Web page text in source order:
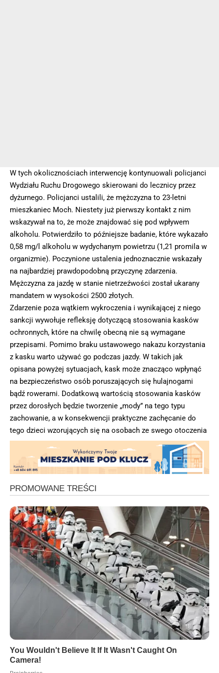
W tych okolicznościach interwencję kontynuowali policjanci
Wydziału Ruchu Drogowego skierowani do lecznicy przez
dyżurnego. Policjanci ustalili, że mężczyzna to 23-letni
mieszkaniec Moch. Niestety już pierwszy kontakt z nim
wskazywał na to, że może znajdować się pod wpływem
alkoholu. Potwierdziło to późniejsze badanie, które wykazało
0,58 mg/l alkoholu w wydychanym powietrzu (1,21 promila w
organizmie). Poczynione ustalenia jednoznacznie wskazały
na najbardziej prawdopodobną przyczynę zdarzenia.
Mężczyzna za jazdę w stanie nietrzeźwości został ukarany
mandatem w wysokości 2500 złotych.
Zdarzenie poza wątkiem wykroczenia i wynikającej z niego
sankcji wywołuje refleksję dotyczącą stosowania kasków
ochronnych, które na chwilę obecną nie są wymagane
przepisami. Pomimo braku ustawowego nakazu korzystania
z kasku warto używać go podczas jazdy. W takich jak
opisana powyżej sytuacjach, kask może znacząco wpłynąć
na bezpieczeństwo osób poruszających się hulajnogami
bądź rowerami. Dodatkową wartością stosowania kasków
przez dorosłych będzie tworzenie „mody” na tego typu
zachowanie, a w konsekwencji praktyczne zachęcanie do
tego dzieci wzorujących się na osobach ze swego otoczenia